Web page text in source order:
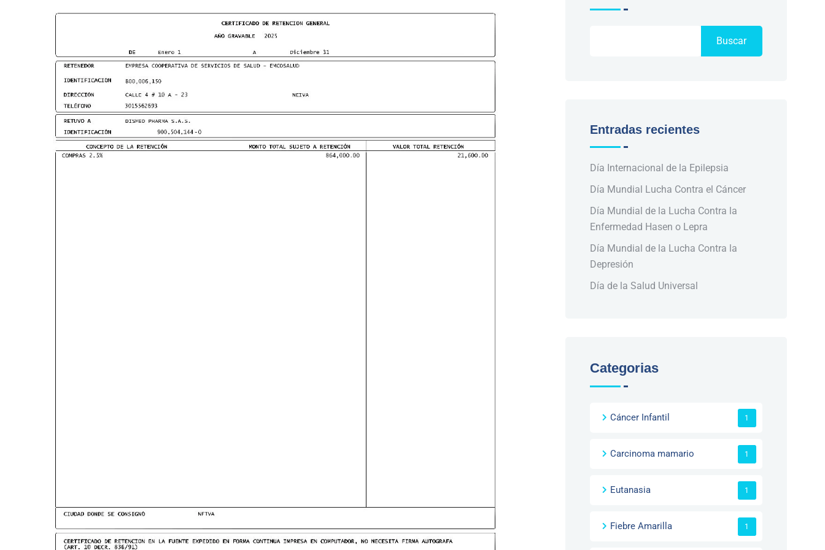
Buscar
Entradas recientes
Día Internacional de la Epilepsia
Día Mundial Lucha Contra el Cáncer
Día Mundial de la Lucha Contra la
Enfermedad Hasen o Lepra
Día Mundial de la Lucha Contra la
Depresión
Día de la Salud Universal
Categorias
Cáncer Infantil 1
Carcinoma mamario 1
Eutanasia 1
Fiebre Amarilla 1